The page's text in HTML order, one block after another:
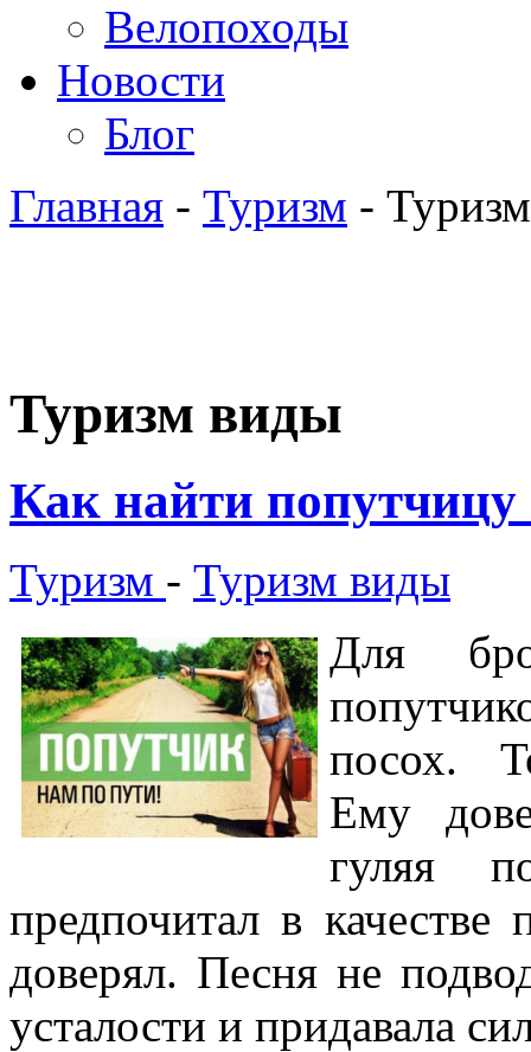
Велопоходы
Новости
Блог
Главная - Туризм -
Туризм виды
Как найти попутчицу
Туризм - Туризм виды
Для
посох.
Ему
гуляя
предпочитал в
доверял. Песня не
усталости и придавала